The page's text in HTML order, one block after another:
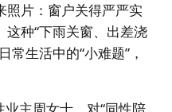
照片：窗户关得严严实
种“下雨关窗、出差浇
常生活中的“小难题”，